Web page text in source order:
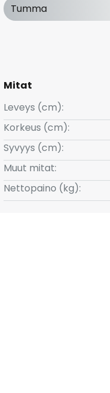
Tumma
Mitat
Leveys (cm):
Korkeus (cm):
Syvyys (cm):
Muut mitat:
Nettopaino (kg):